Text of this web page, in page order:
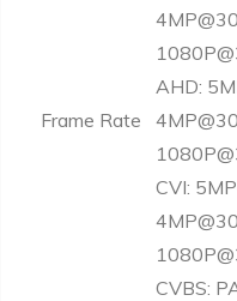
Frame Rate
AHD:
CVI:
CVBS: